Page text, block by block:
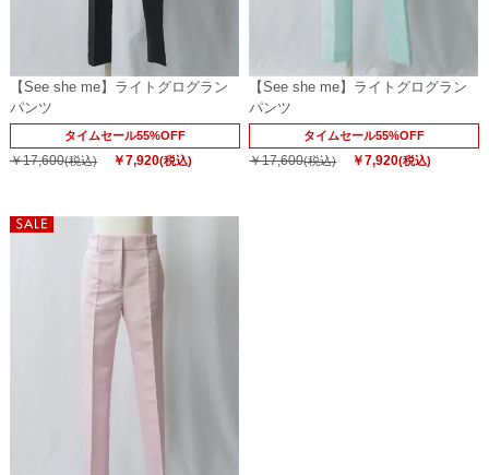
【See she me】ライトグログラン
パンツ
タイムセール55%OFF
￥17,600(税込) ￥7,920(税込)
【See she me】ライトグログラン
パンツ
タイムセール55%OFF
￥17,600(税込) ￥7,920(税込)